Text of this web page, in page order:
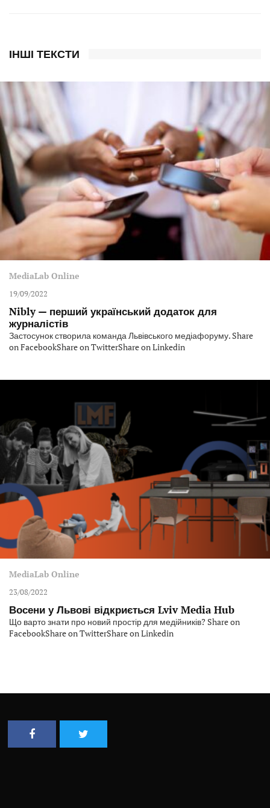
ІНШІ ТЕКСТИ
MediaLab Online
19/09/2022
Nibly — перший український додаток для
журналістів
Застосунок створила команда Львівського медіафоруму. Share
on FacebookShare on TwitterShare on Linkedin
MediaLab Online
23/08/2022
Восени у Львові відкриється Lviv Media Hub
Що варто знати про новий простір для медійників? Share on
FacebookShare on TwitterShare on Linkedin